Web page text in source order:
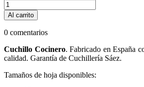
Al carrito
0 comentarios
Cuchillo Cocinero. Fabricado en España
calidad. Garantía de Cuchillería Sáez.
Tamaños de hoja disponibles: